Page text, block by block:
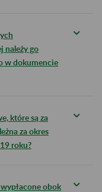
należy go
w dokumencie
które są za
za okres
roku?
obok